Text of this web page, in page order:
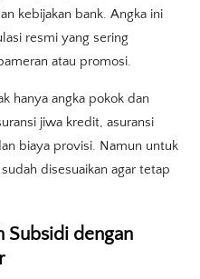
kebijakan bank. Angka ini
resmi yang sering
atau promosi.
hanya angka pokok dan
jiwa kredit, asuransi
biaya provisi. Namun untuk
disesuaikan agar tetap
Subsidi dengan